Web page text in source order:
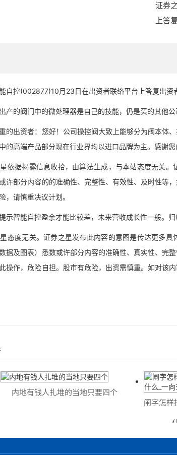
证券
上答
控(002877)10月23日在出资者联络平台上答复出资
的阀门中的微处理器是自己的技能，仍是买的其他公
出资者：您好！公司操控阀大致上能够分为阀本体
的高端产品部分现在行业界均以进口品牌为主。感谢您
据揭露信息收拾，由算法生成，与本站态度无关。
许部分内容的的准确性、完整性、有效性、及时性等
，请慎重决议计划。
智能自控盈余才能比较差，未来营收成长性一般。归
度无关。证券之星发布此内容的意图是传达更多具
据及图表）悉数或许部分内容的准确性、真实性、
操作，危险自担。股市有危险，出资需慎重。如对该
内地有钱人扎堆的当地只要四个
闸字怎样